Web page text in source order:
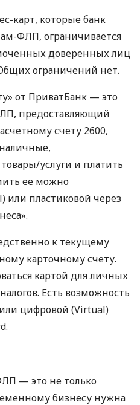
карт, которые банк
ФЛП, ограничивается
доверенных лиц
ограничений нет.
от ПриватБанк — это
предоставляющий
счету 2600,
услуги и платить
ее можно
или пластиковой через
к текущему
карточному счету.
картой для личных
Есть возможность
цифровой (Virtual)
— это не только
бизнесу нужна